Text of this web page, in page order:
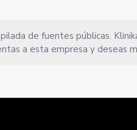
de fuentes públicas.
a esta empresa y deseas